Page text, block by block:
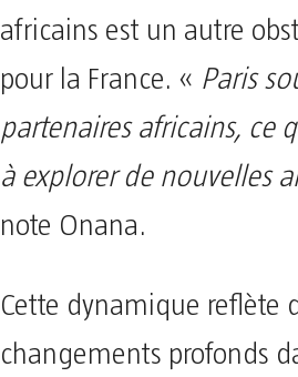
africains est un autre
pour la France. « Paris
partenaires africains, ce
à explorer de nouvelles
note Onana.
Cette dynamique reflète
changements profonds